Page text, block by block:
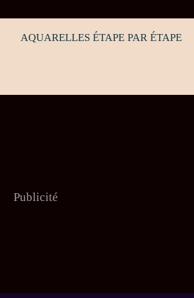
AQUARELLES ÉTAPE PAR ÉTAPE
Publicité